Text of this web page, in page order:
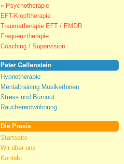
» Psychotherapie
EFT-Klopftherapie
Traumatherapie EFT / EMDR
Frequenztherapie
Coaching / Supervision
Peter Gallenstein
Hypnotherapie
Mentaltraining MusikerInnen
Stress und Burnout
Raucherentwöhnung
Die Praxis
Startseite
Wir über uns
Kontakt